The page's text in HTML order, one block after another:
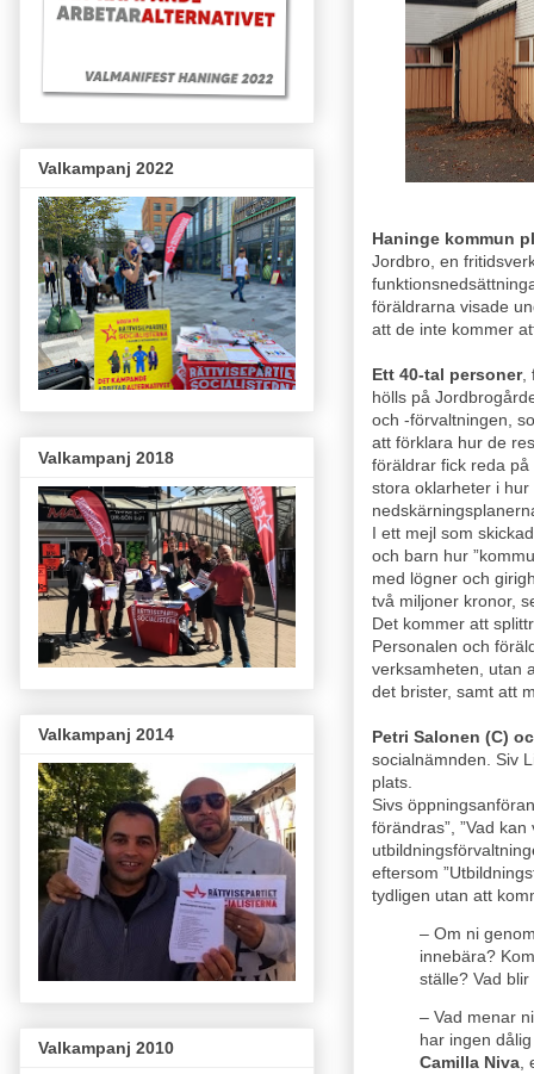
Haninge kommun
Jordbro, en
föräldrarna visade
att de inte kommer
Ett 40-tal personer,
hölls på
och -förvaltningen,
att förklara hur de
föräldrar fick reda
stora oklarheter i
I ett mejl som
och barn hur
med lögner och
två miljoner kronor,
Det kommer att
Personalen och
verksamheten, utan
det brister, samt att
Petri Salonen (C)
socialnämnden. Siv
plats.
Sivs
förändras”, ”Vad
eftersom
tydligen utan att
– Om ni
innebära?
ställe? Vad
– Vad menar
har ingen
Camilla Niva,
Valkampanj 2022
Valkampanj 2018
Valkampanj 2014
Valkampanj 2010